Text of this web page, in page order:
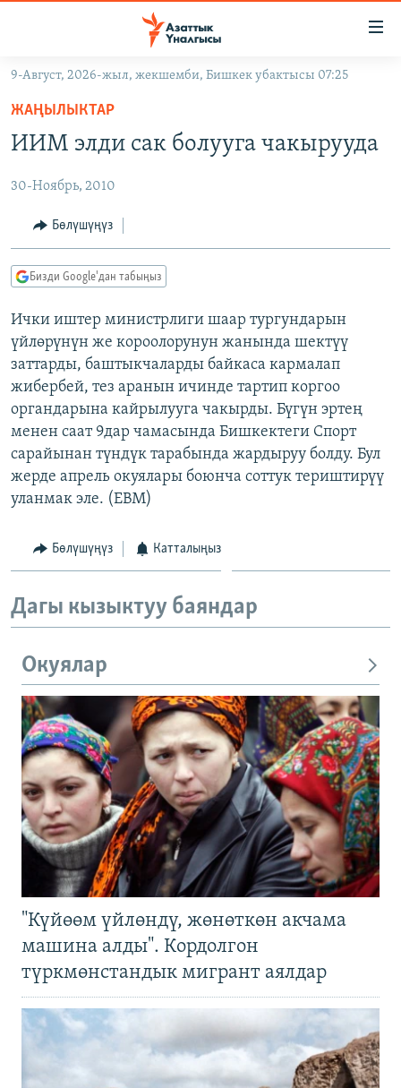
Навигацияга
өтүңүз
Издөөгө
салыңыз
САЯСАТ
ЭКОНОМИКА
ДҮЙНӨ
БОРБОР АЗИЯ
УКРАИНА
АТАЙЫН ИЛИКТӨӨ
БҮГҮН АЗАТТЫКТА
ЭКСПЕРТТЕР ТАЛДАЙТ
БИЗ ЖАНА ДҮЙНӨ
ДАНИСТЕ
ЭЖЕ-СИҢДИЛЕР
АЗАТТЫК+
ЫҢГАЙСЫЗ СУРООЛОР
ПОДКАСТ
ӨЗГӨЧӨ ПИКИР
Русский
ОНЛАЙН ШЕРИНЕ
ЭЕ/АРнун бардык сайттары
9-Август, 2026-жыл, жекшемби, Бишкек убактысы 07:25
ЖАҢЫЛЫКТАР
ИИМ элди сак болууга чакырууда
30-Ноябрь, 2010
Бөлүшүңүз
Бизди Google'дан табыңыз
Ички иштер министрлиги шаар тургундарын
үйлөрүнүн же короолорунун жанында шектүү
заттарды, баштыкчаларды байкаса кармалап
жибербей, тез аранын ичинде тартип коргоо
органдарына кайрылууга чакырды. Бүгүн эртең
менен саат 9дар чамасында Бишкектеги Спорт
сарайынан түндүк тарабында жардыруу болду. Бул
жерде апрель окуялары боюнча соттук териштирүү
уланмак эле. (EBM)
Бөлүшүңүз Катталыңыз
Дагы кызыктуу баяндар
Окуялар
"Күйөөм үйлөндү, жөнөткөн акчама
машина алды". Кордолгон
түркмөнстандык мигрант аялдар